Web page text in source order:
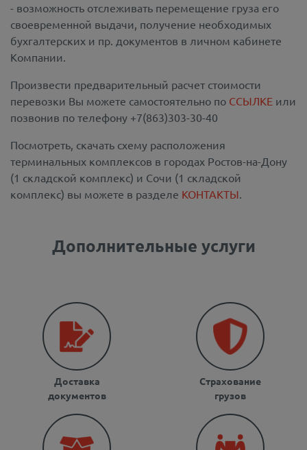
- возможность отслеживать перемещение груза его
своевременной выдачи, получение необходимых
бухгалтерских и пр. документов в личном кабинете
Компании.
Произвести предварительный расчет стоимости
перевозки Вы можете самостоятельно по ССЫЛКЕ или
позвонив по телефону +7(863)303-30-40
Посмотреть, скачать схему расположения
терминальных комплексов в городах Ростов-на-Дону
(1 складской комплекс) и Сочи (1 складской
комплекс) вы можете в разделе КОНТАКТЫ.
Дополнительные услуги
Доставка
документов
Страхование
грузов